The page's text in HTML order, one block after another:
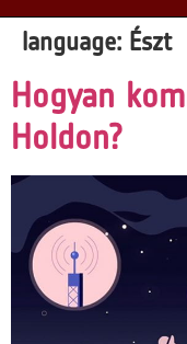
language: Észt
Hogyan
Holdon?